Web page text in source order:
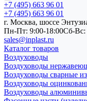
+7 (495) 663 96 01
+7 (495) 663 96 01
г. Москва, шоссе
Пн-Пт: 9:00-18:00Cб-
sales@inplast.ru
Каталог товаров
Воздуховоды
Воздуховоды
Воздуховоды сварные
Воздуховоды
Воздуховоды